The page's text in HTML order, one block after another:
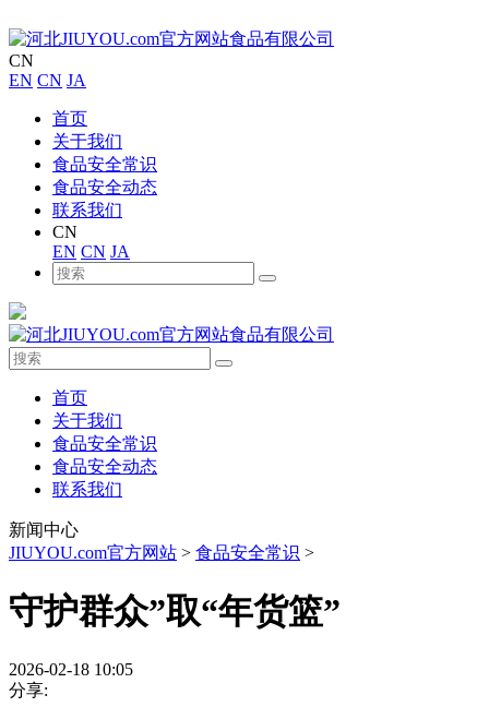
CN
EN CN JA
首页
关于我们
食品安全常识
食品安全动态
联系我们
CN
EN CN JA
首页
关于我们
食品安全常识
食品安全动态
联系我们
新闻中心
JIUYOU.com官方网站 > 食品安全常识 >
守护群众”取“年货篮”
2026-02-18 10:05
分享: